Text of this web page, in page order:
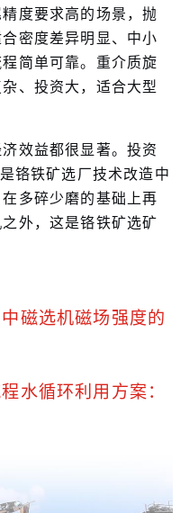
度要求高的场景，抛
密度差异明显、中小
简单可靠。重介质旋
、投资大，适合大型
效益都很显著。投资
铬铁矿选厂技术改造中
多碎少磨的基础上再
外，这是铬铁矿选矿
磁选机磁场强度的
水循环利用方案：